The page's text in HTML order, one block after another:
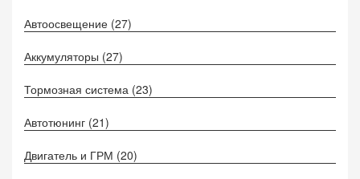
Автоосвещение (27)
Аккумуляторы (27)
Тормозная система (23)
Автотюнинг (21)
Двигатель и ГРМ (20)